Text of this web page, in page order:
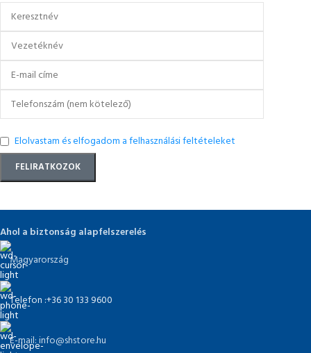
Elolvastam és elfogadom a felhasználási feltételeket
Ahol a biztonság alapfelszerelés
Magyarország
Telefon :+36 30 133 9600
E-mail: info@shstore.hu